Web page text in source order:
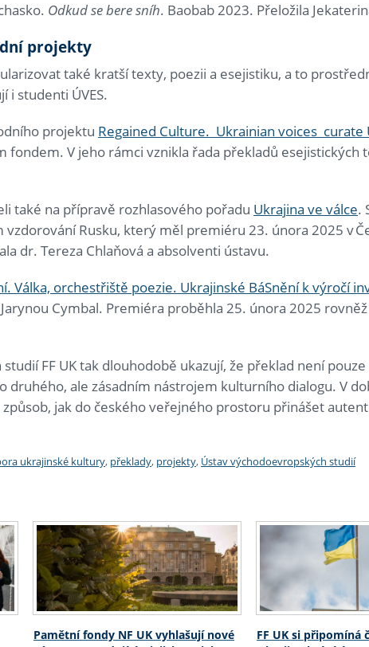
Odkud se bere sníh. Baobab 2023. Přeložila
projekty
také kratší texty, poezii a esejistiku, a to
i studenti ÚVES.
projektu Regained Culture. Ukrainian voices curate
fondem. V jeho rámci vznikla řada překladů esejistických
také na přípravě rozhlasového pořadu Ukrajina ve válce.
Rusku, který měl premiéru 23. února 2025 v
dr. Tereza Chlaňová a absolventi ústavu.
Válka, orchestřiště poezie. Ukrajinské BáSnění k výročí
Cymbal. Premiéra proběhla 25. února 2025
FF UK tak dlouhodobě ukazují, že překlad není
druhého, ale zásadním nástrojem kulturního dialogu. V
jak do českého veřejného prostoru přinášet
ukrajinské kultury, překlady, projekty, Ústav východoevropských studií
Pamětní fondy NF UK vyhlašují nové
FF UK si připomíná